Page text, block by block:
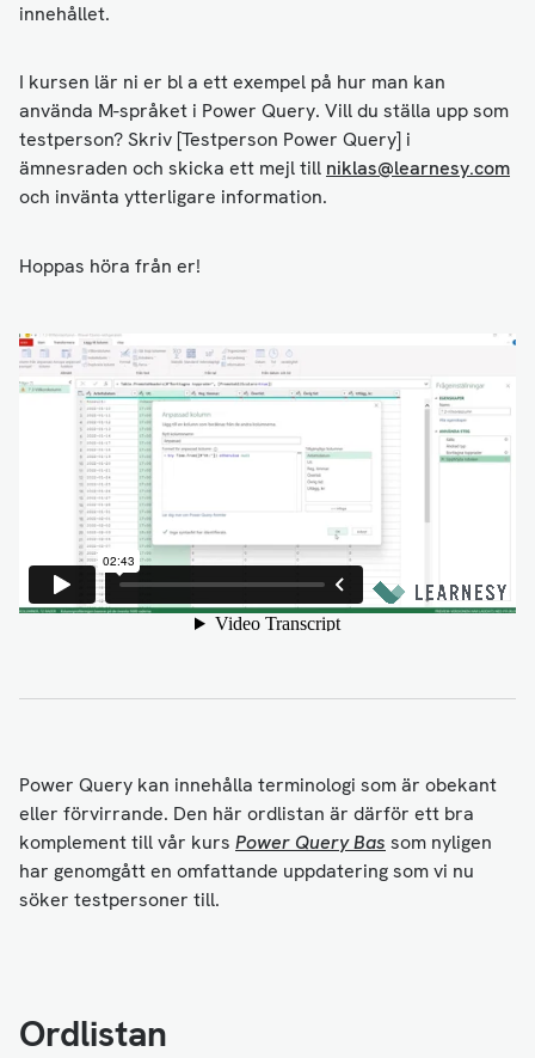
innehållet.
I kursen lär ni er bl a ett exempel på hur man kan
använda M-språket i Power Query. Vill du ställa upp som
testperson? Skriv [Testperson Power Query] i
ämnesraden och skicka ett mejl till niklas@learnesy.com
och invänta ytterligare information.
Hoppas höra från er!
Power Query kan innehålla terminologi som är obekant
eller förvirrande. Den här ordlistan är därför ett bra
komplement till vår kurs Power Query Bas som nyligen
har genomgått en omfattande uppdatering som vi nu
söker testpersoner till.
Ordlistan